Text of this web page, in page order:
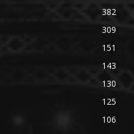
382
309
151
143
130
125
106